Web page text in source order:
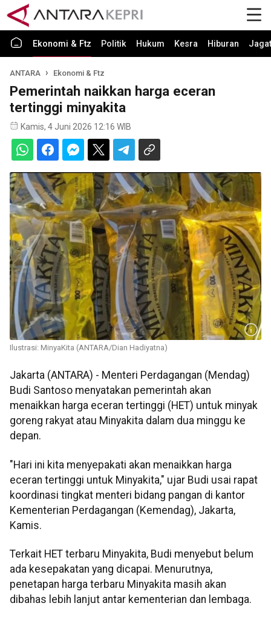
Ekonomi & Ftz Politik Hukum Kesra Hiburan Jagat
ANTARA Ekonomi & Ftz
Pemerintah naikkan harga eceran
tertinggi minyakita
Kamis, 4 Juni 2026 12:16 WIB
Ilustrasi: MinyaKita (ANTARA/Dian Hadiyatna)
Jakarta (ANTARA) - Menteri Perdagangan (Mendag)
Budi Santoso menyatakan pemerintah akan
menaikkan harga eceran tertinggi (HET) untuk minyak
goreng rakyat atau Minyakita dalam dua minggu ke
depan.
"Hari ini kita menyepakati akan menaikkan harga
eceran tertinggi untuk Minyakita," ujar Budi usai rapat
koordinasi tingkat menteri bidang pangan di kantor
Kementerian Perdagangan (Kemendag), Jakarta,
Kamis.
Terkait HET terbaru Minyakita, Budi menyebut belum
ada kesepakatan yang dicapai. Menurutnya,
penetapan harga terbaru Minyakita masih akan
dibahas lebih lanjut antar kementerian dan lembaga.